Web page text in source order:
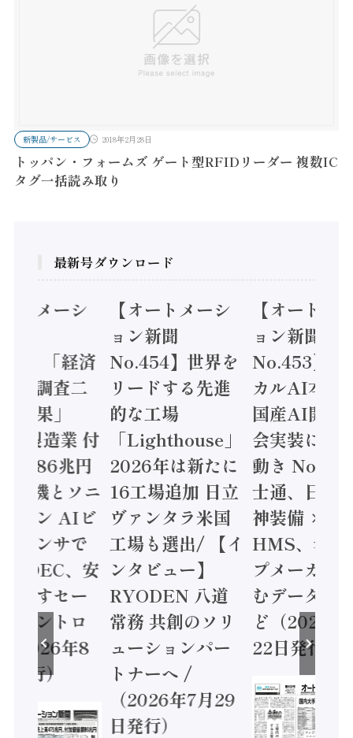
新製品/サービス 2018年2月28日
トッパン・フォームズ ゲート型RFIDリーダー 複数IC
タグ一括読み取り
最新号ダウンロード
トメーシ
】「経済
態調査二
結果」
年製造業 付
額86兆円
電機とソニ
コン AIビ
センサで
/ IDEC、安
かすセー
コントロ
2026年8
発行）
【オートメーシ
ョン新聞
No.454】世界を
リードする先進
的な工場
「Lighthouse」
2026年は新たに
16工場追加 日立
ヴァンタラ米国
工場も選出/ 【イ
ンタビュー】
RYODEN 八道
常務 共創のソリ
ューションパー
トナーへ /
（2026年7月29
日発行）
【オートメ
ョン新聞
No.453】フ
カルAI本格
国産AI開発
会実装に活
動き
士通、日立
神装備 ×
HMS、老舗
プメーカー
むデータ活
ど（2026年
22日発行）